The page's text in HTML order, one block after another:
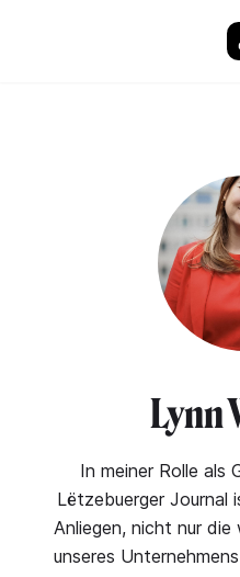
Lynn
In meiner Rolle als
Lëtzebuerger Journal
Anliegen, nicht nur
unseres